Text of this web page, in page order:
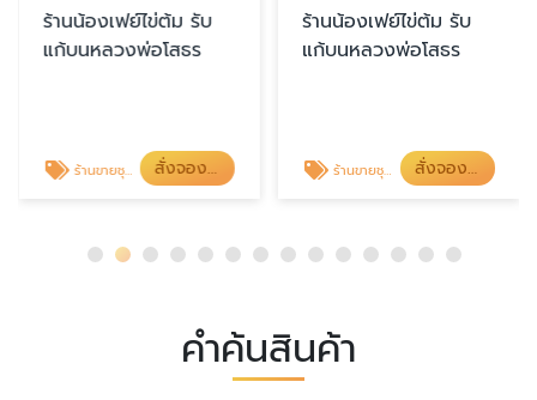
ร้านน้องเฟย์ไข่ต้ม รับ
แก้บนหลวงพ่อโสธร
ร้านขายชุดไข่ต้มแก้บนหลวงพ่อโสธร สั่งจองไข่ต้ม
ร้านน้องเฟย์ไข่ต้ม รับ
แก้บนหลวงพ่อโสธร
ร้านขายชุดไข่ต้มแก้บนหลวงพ่อโสธร สั่งจองไข่ต้ม
คำค้นสินค้า